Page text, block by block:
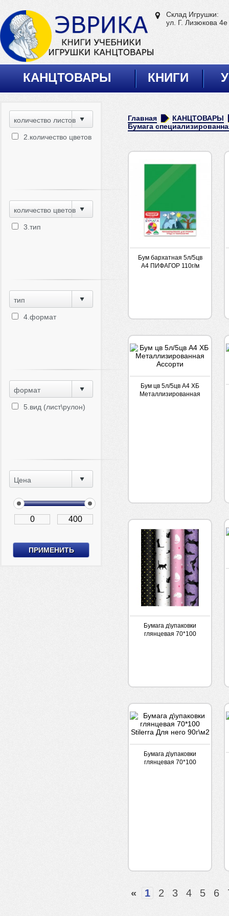
Склад Игрушки:
ул. Г. Лизюкова 4е
КАНЦТОВАРЫ КНИГИ
количество листов
2.количество цветов
количество цветов
3.тип
тип
4.формат
формат
5.вид (лист\рулон)
Цена
Главная
КАНЦТОВАРЫ
Бумага
Бум бархатная 5л/5цв
А4 ПИФАГОР 110г/м
Бум цв 5л/5цв А4 ХБ
Металлизированная
Бумага д\упаковки
глянцевая 70*100
Бумага д\упаковки
глянцевая 70*100
« 1 2 3 4 5 6